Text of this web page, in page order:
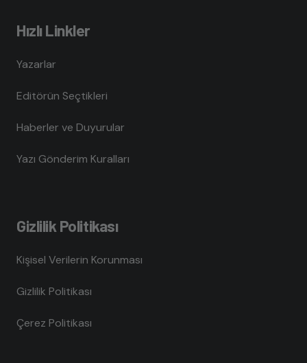
Hızlı Linkler
Yazarlar
Editörün Seçtikleri
Haberler ve Duyurular
Yazı Gönderim Kuralları
Gizlilik Politikası
Kişisel Verilerin Korunması
Gizlilik Politikası
Çerez Politikası